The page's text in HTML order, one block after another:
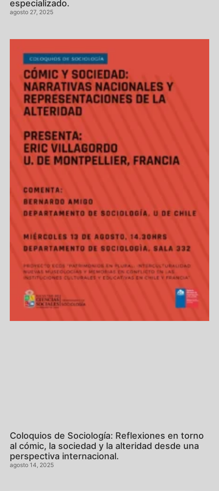
especializado.
agosto 27, 2025
Coloquios de Sociología: Reflexiones en torno
al cómic, la sociedad y la alteridad desde una
perspectiva internacional.
agosto 14, 2025